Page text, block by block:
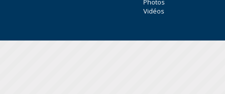
Photos
Vidéos